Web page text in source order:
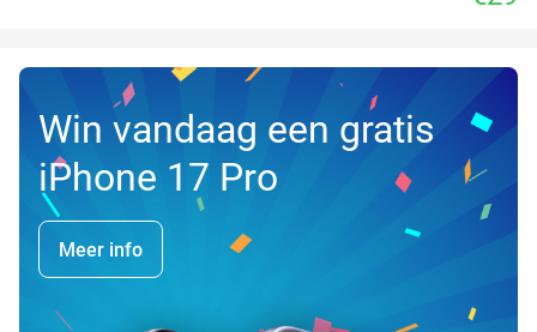
Win vandaag een gratis
iPhone 17 Pro
Meer info